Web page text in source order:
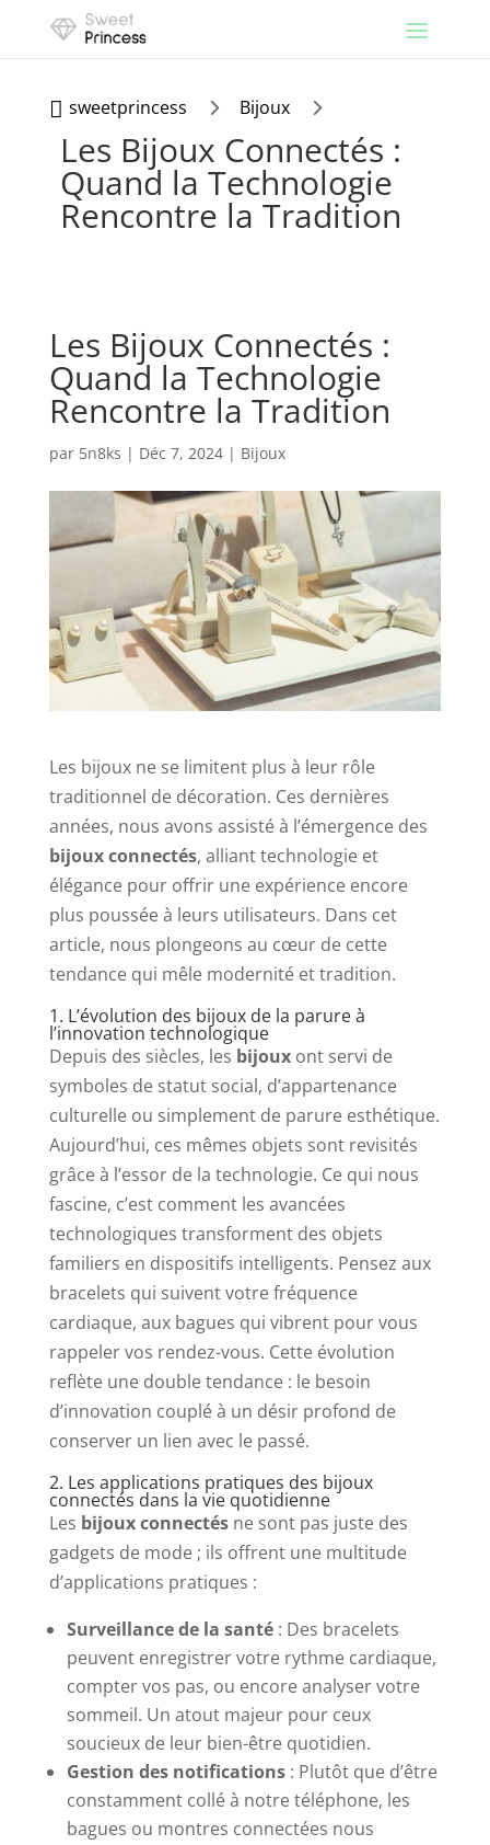
 sweetprincess 5 Bijoux 5
Les Bijoux Connectés :
Quand la Technologie
Rencontre la Tradition
Les Bijoux Connectés :
Quand la Technologie
Rencontre la Tradition
par 5n8ks | Déc 7, 2024| Bijoux
Les bijoux ne se limitent plus à leur rôle
traditionnel de décoration. Ces dernières
années, nous avons assisté à l’émergence des
bijoux connectés, alliant technologie et
élégance pour offrir une expérience encore
plus poussée à leurs utilisateurs. Dans cet
article, nous plongeons au cœur de cette
tendance qui mêle modernité et tradition.
1. L’évolution des bijoux de la parure à
l’innovation technologique
Depuis des siècles, les bijouxont servi de
symboles de statut social, d’appartenance
culturelle ou simplement de parure esthétique.
Aujourd’hui, ces mêmes objets sont revisités
grâce à l’essor de la technologie. Ce qui nous
fascine, c’est comment les avancées
technologiques transforment des objets
familiers en dispositifs intelligents. Pensez aux
bracelets qui suivent votre fréquence
cardiaque, aux bagues qui vibrent pour vous
rappeler vos rendez-vous. Cette évolution
reflète une double tendance : le besoin
d’innovation couplé à un désir profond de
conserver un lien avec le passé.
2. Les applications pratiques des bijoux
connectés dans la vie quotidienne
Les bijoux connectésne sont pas juste des
gadgets de mode ; ils offrent une multitude
d’applications pratiques :
Surveillance de la santé: Des bracelets
peuvent enregistrer votre rythme cardiaque,
compter vos pas, ou encore analyser votre
sommeil. Un atout majeur pour ceux
soucieux de leur bien-être quotidien.
Gestion des notifications: Plutôt que d’être
constamment collé à notre téléphone, les
bagues ou montres connectées nous